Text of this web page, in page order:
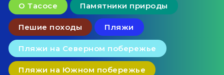
О Тасосе Памятники природы
Пешие походы Пляжи
Пляжи на Северном побережье
Пляжи на Южном побережье